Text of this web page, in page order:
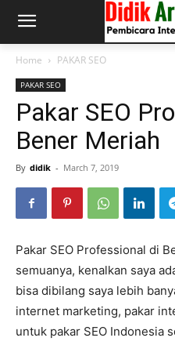
Home PAKAR SEO
PAKAR SEO
Pakar SEO
Bener Meriah
By didik - March 7, 2019
Pakar SEO Professional di
semuanya, kenalkan saya
bisa dibilang saya lebih
internet marketing, pakar
untuk pakar SEO Indonesia